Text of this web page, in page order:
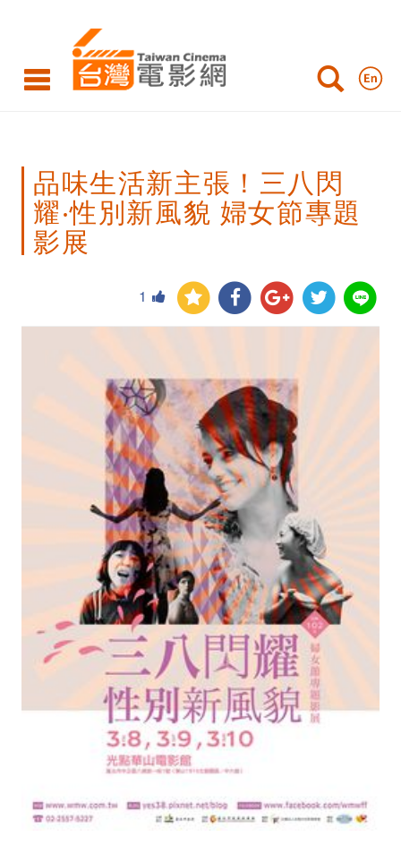
生
新
張！
三
閃
題
品味生活新主張！三八閃
耀‧性別新風貌 婦女節專題
影展
1